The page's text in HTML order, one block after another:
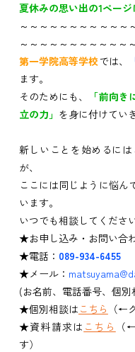
夏休みの思い出の1ペー
～～～～～～～～～～～
～～～～～～～～～～～
第一学院高等学校では、
ます。
そのためにも、
「前向き
立の力」 を身に付けてい
新しいことを始めるに
が、
ここには同じように悩ん
います。
いつでも相談してください
★お申し込み・お問い合
★電話： 089-934-6455
★メール：
(お名前、電話番号、個
★個別相談は こちら （←
★資料請求は こちら
す）